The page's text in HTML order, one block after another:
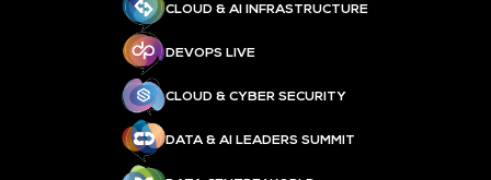
CLOUD & AI INFRASTRUCTURE
DEVOPS LIVE
CLOUD & CYBER SECURITY
DATA & AI LEADERS SUMMIT